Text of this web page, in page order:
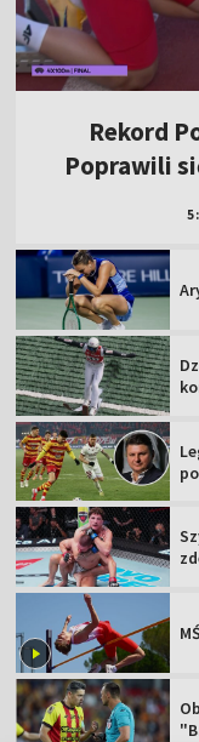
Rekord
Poprawili